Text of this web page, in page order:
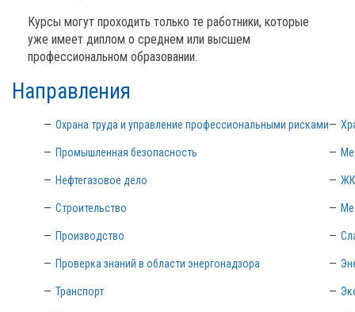
Курсы могут проходить только те работники, которые
уже имеет диплом о среднем или высшем
профессиональном образовании.
Направления
Охрана труда и управление профессиональными рисками
Промышленная безопасность
Нефтегазовое дело
Строительство
Производство
Проверка знаний в области энергонадзора
Транспорт